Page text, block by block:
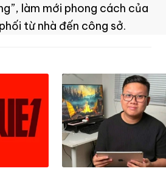
làm mới phong cách của
từ nhà đến công sở.